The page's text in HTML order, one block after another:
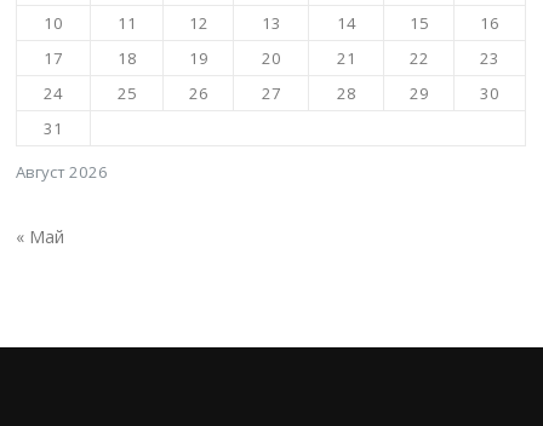
Август 2026
10
11 12 13 14 15
16
17
18 19 20 21 22
23
24
25 26 27 28 29
30
31
« Май